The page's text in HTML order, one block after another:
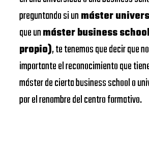
preguntando si unmáster
que unmáster business
propio), te tenemos que decir que
importante el reconocimiento que
máster de cierta business school o
por el renombre del centro formativo.